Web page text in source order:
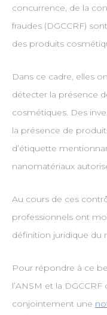
concurrence, de la
fraudes (DGCCRF)
des produits
Dans ce cadre, elles
détecter la présence
cosmétiques. Des
la présence de
d’étiquette
nanomatériaux
Au cours de ces
professionnels ont
définition juridique du
Pour répondre à ce
l’ANSM et la
conjointement une